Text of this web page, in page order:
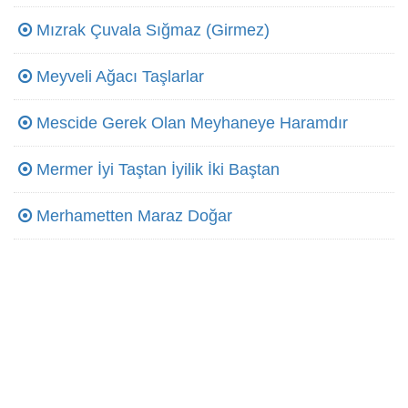
Mızrak Çuvala Sığmaz (Girmez)
Meyveli Ağacı Taşlarlar
Mescide Gerek Olan Meyhaneye Haramdır
Mermer İyi Taştan İyilik İki Baştan
Merhametten Maraz Doğar